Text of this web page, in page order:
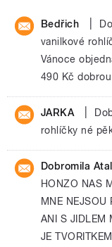
Bedřich
vanilkové
Vánoce
490 Kč
JARKA
rohlíčky né
Dobromila
HONZO NAS
MNE NEJSOU
ANI S JIDLEM
JE